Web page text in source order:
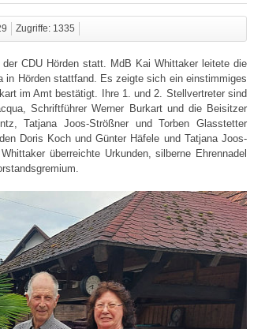
Zugriffe: 1335
CDU Hörden statt. MdB Kai Whittaker leitete die
in Hörden stattfand. Es zeigte sich ein einstimmiges
im Amt bestätigt. Ihre 1. und 2. Stellvertreter sind
Schriftführer Werner Burkart und die Beisitzer
Tatjana Joos-Strößner und Torben Glasstetter
Doris Koch und Günter Häfele und Tatjana Joos-
überreichte Urkunden, silberne Ehrennadel